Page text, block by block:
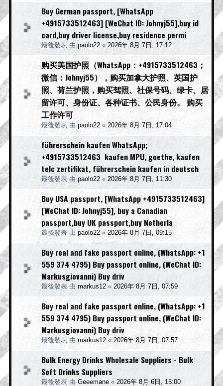
Buy German passport, [WhatsApp
+4915733512463] [WeChat ID: Johnyj55],buy id
card,buy driver license,buy residence permi
最後發表 由 paolo22 « 2026年 8月 7日, 17:12
购买美国护照（WhatsApp：+4915733512463；
微信：Johnyj55），购买加拿大护照、英国护
照、荷兰护照，购买驾照、社保号码、绿卡、居
留许可、身份证、各种证书、公民身份。 购买
工作许可
最後發表 由 paolo22 « 2026年 8月 7日, 17:04
führerschein kaufen WhatsApp;
+4915733512463 kaufen MPU, goethe, kaufen
telc zertifikat, führerschein kaufen in deutsch
最後發表 由 paolo22 « 2026年 8月 7日, 11:30
Buy USA passport, [WhatsApp +4915733512463]
[WeChat ID: Johnyj55], buy a Canadian
passport,buy UK passport,buy Netherla
最後發表 由 paolo22 « 2026年 8月 7日, 09:15
Buy real and fake passport online, (WhatsApp: +1
559 374 4795) Buy passport online, (WeChat ID:
Markusgiovanni) Buy driv
最後發表 由 markus12 « 2026年 8月 7日, 07:59
Buy real and fake passport online, (WhatsApp: +1
559 374 4795) Buy passport online, (WeChat ID:
Markusgiovanni) Buy driv
最後發表 由 markus12 « 2026年 8月 7日, 07:57
Bulk Energy Drinks Wholesale Suppliers - Bulk
Soft Drinks Suppliers
最後發表 由 Geeemane « 2026年 8月 6日, 15:00